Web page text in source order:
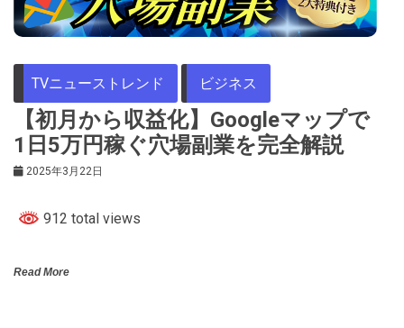
TVニューストレンド ビジネス
【初月から収益化】Googleマップで
1日5万円稼ぐ穴場副業を完全解説
2025年3月22日
912 total views
Read More